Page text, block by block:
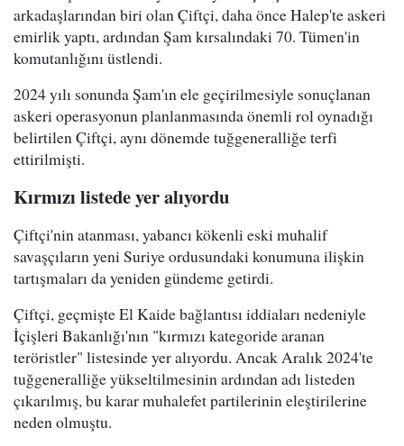
arkadaşlarından biri olan Çiftçi, daha önce Halep'te askeri
emirlik yaptı, ardından Şam kırsalındaki 70. Tümen'in
komutanlığını üstlendi.
2024 yılı sonunda Şam'ın ele geçirilmesiyle sonuçlanan
askeri operasyonun planlanmasında önemli rol oynadığı
belirtilen Çiftçi, aynı dönemde tuğgeneralliğe terfi
ettirilmişti.
Kırmızı listede yer alıyordu
Çiftçi'nin atanması, yabancı kökenli eski muhalif
savaşçıların yeni Suriye ordusundaki konumuna ilişkin
tartışmaları da yeniden gündeme getirdi.
Çiftçi, geçmişte El Kaide bağlantısı iddiaları nedeniyle
İçişleri Bakanlığı'nın "kırmızı kategoride aranan
teröristler" listesinde yer alıyordu. Ancak Aralık 2024'te
tuğgeneralliğe yükseltilmesinin ardından adı listeden
çıkarılmış, bu karar muhalefet partilerinin eleştirilerine
neden olmuştu.